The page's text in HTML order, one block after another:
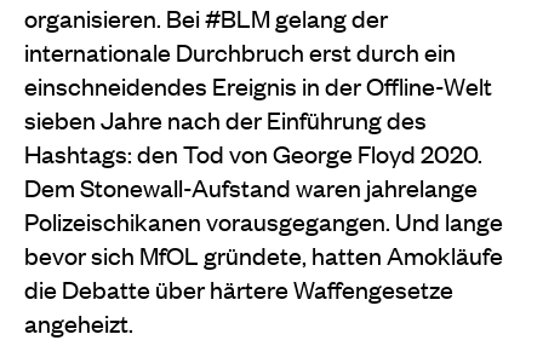
organisieren. Bei #BLM gelang der
internationale Durchbruch erst durch ein
einschneidendes Ereignis in der Offline-Welt
sieben Jahre nach der Einführung des
Hashtags: den Tod von George Floyd 2020.
Dem Stonewall-Aufstand waren jahrelange
Polizeischikanen vorausgegangen. Und lange
bevor sich MfOL gründete, hatten Amokläufe
die Debatte über härtere Waffengesetze
angeheizt.